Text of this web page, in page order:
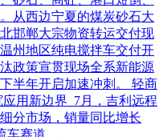
从西边宁夏的煤炭砂石大
邯郸大宗物资转运交付现
州地区纯电搅拌车交付开
政策宣贯现场全系新能源
半年开启加速冲刺。 轻商
用新边界 7月，吉利远程
分市场，销量同比增长
车赛道。...